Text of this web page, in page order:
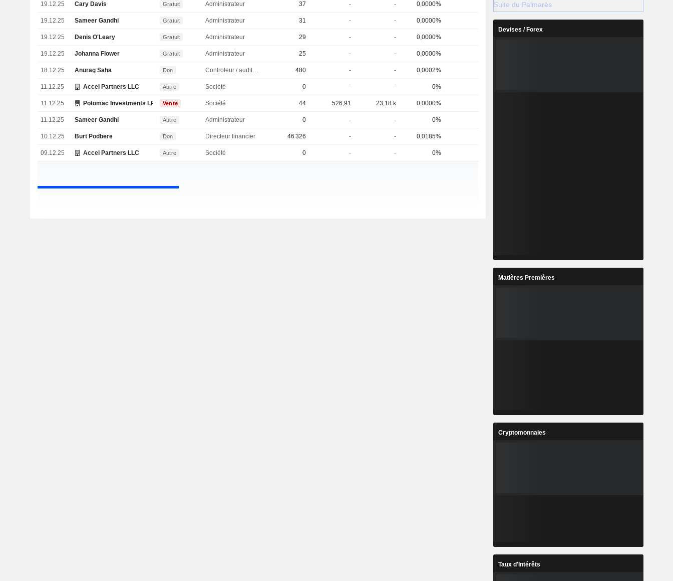
19.12.25 Cary Davis Gratuit Administrateur 37 - - 0,0000%
19.12.25 Sameer Gandhi Gratuit Administrateur 31 - - 0,0000%
19.12.25 Denis O'Leary Gratuit Administrateur 29 - - 0,0000%
19.12.25 Johanna Flower Gratuit Administrateur 25 - - 0,0000%
18.12.25 Anurag Saha Don Controleur / auditeur 480 - - 0,0002%
11.12.25 Accel Partners LLC Autre Société 0 - - 0%
11.12.25 Potomac Investments LP Vente Société 44 526,91 23,18 k 0,0000%
11.12.25 Sameer Gandhi Autre Administrateur 0 - - 0%
10.12.25 Burt Podbere Don Directeur financier 46 326 - - 0,0185%
09.12.25 Accel Partners LLC Autre Société 0 - - 0%
Suite du Palmarès
Devises / Forex
Matières Premières
Cryptomonnaies
Taux d'Intérêts